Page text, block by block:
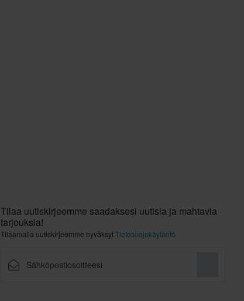
Tilaa uutiskirjeemme saadaksesi uutisia ja mahtavia
tarjouksia!
Tilaamalla uutiskirjeemme hyväksytTietosuojakäytäntö